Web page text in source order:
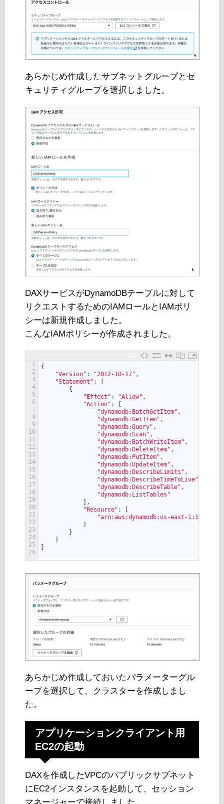
あらかじめ作成したサブネットグループとセ
キュリティグループを選択しました。
DAXサービスがDynamoDBテーブルに対して
リクエストするためのIAMロールとIAMポリ
シーは新規作成しました。
こんなIAMポリシーが作成されました。
1
2
3
4
5
6
7
8
9
10
11
12
13
14
15
16
17
18
19
20
21
22
23
24
25
26
{
"Version" : "2012-10-17" ,
"Statement" :
{
"Effect" : "Allow" ,
"Action" :
"dynamodb:BatchGetItem" ,
"dynamodb:GetItem" ,
"dynamodb:Query" ,
"dynamodb:Scan" ,
"dynamodb:BatchWriteItem" ,
"dynamodb:DeleteItem" ,
"dynamodb:PutItem" ,
"dynamodb:UpdateItem" ,
"dynamodb:DescribeLimits" ,
"dynamodb:DescribeTimeToLive"
"dynamodb:DescribeTable" ,
"dynamodb:ListTables"
,
"Resource" :
"arn:aws:dynamodb:us-east-
}
}
あらかじめ作成しておいたパラメーターグル
ープを選択して、クラスターを作成しまし
た。
アプリケーションクライアント用
EC2の起動
DAXを作成したVPCのパブリックサブネット
にEC2インスタンスを起動して、セッション